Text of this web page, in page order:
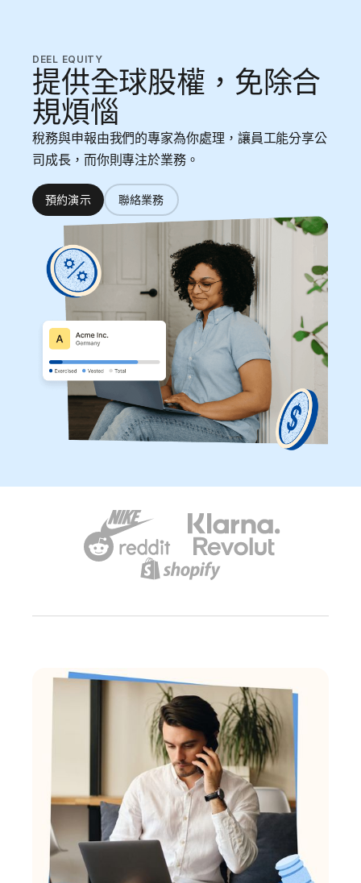
DEEL EQUITY
提供全球股權，免除合
規煩惱
稅務與申報由我們的專家為你處理，讓員工能分享公
司成長，而你則專注於業務。
預約演示 聯絡業務